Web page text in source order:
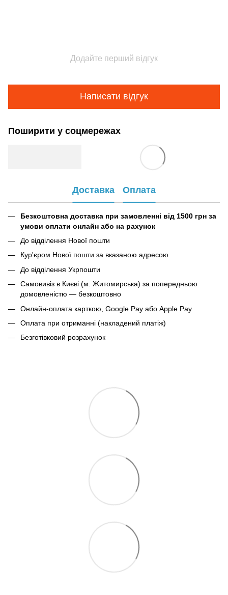
Додайте перший відгук
Написати відгук
Поширити у соцмережах
Доставка Оплата
Безкоштовна доставка при замовленні від 1500 грн за
умови оплати онлайн або на рахунок
До відділення Нової пошти
Кур'єром Нової пошти за вказаною адресою
До відділення Укрпошти
Самовивіз в Києві (м. Житомирська) за попередньою
домовленістю — безкоштовно
Онлайн-оплата карткою, Google Pay або Apple Pay
Оплата при отриманні (накладений платіж)
Безготівковий розрахунок